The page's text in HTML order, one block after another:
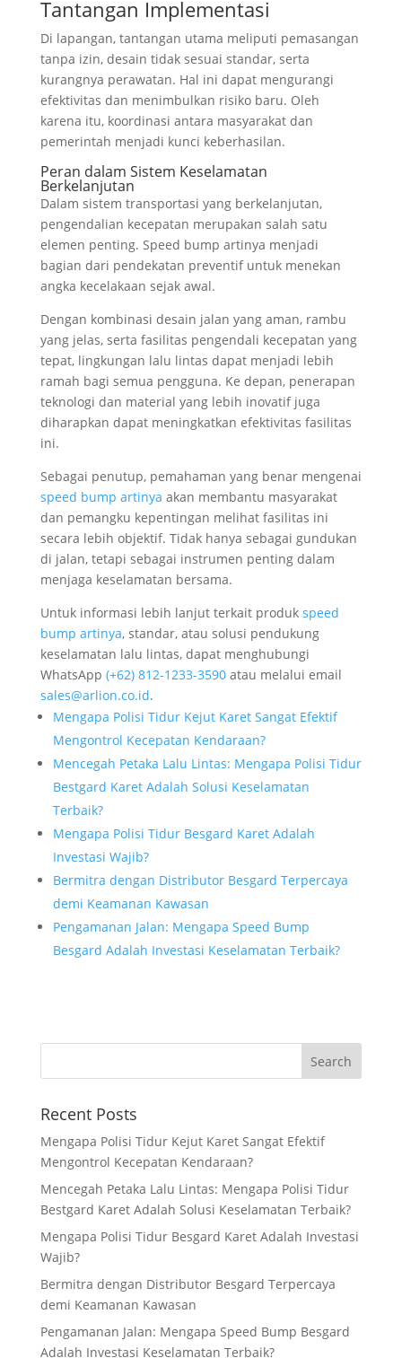
Tantangan Implementasi
Di lapangan, tantangan utama meliputi pemasangan
tanpa izin, desain tidak sesuai standar, serta
kurangnya perawatan. Hal ini dapat mengurangi
efektivitas dan menimbulkan risiko baru. Oleh
karena itu, koordinasi antara masyarakat dan
pemerintah menjadi kunci keberhasilan.
Peran dalam Sistem Keselamatan
Berkelanjutan
Dalam sistem transportasi yang berkelanjutan,
pengendalian kecepatan merupakan salah satu
elemen penting. Speed bump artinya menjadi
bagian dari pendekatan preventif untuk menekan
angka kecelakaan sejak awal.
Dengan kombinasi desain jalan yang aman, rambu
yang jelas, serta fasilitas pengendali kecepatan yang
tepat, lingkungan lalu lintas dapat menjadi lebih
ramah bagi semua pengguna. Ke depan, penerapan
teknologi dan material yang lebih inovatif juga
diharapkan dapat meningkatkan efektivitas fasilitas
ini.
Sebagai penutup, pemahaman yang benar mengenai
speed bump artinya akan membantu masyarakat
dan pemangku kepentingan melihat fasilitas ini
secara lebih objektif. Tidak hanya sebagai gundukan
di jalan, tetapi sebagai instrumen penting dalam
menjaga keselamatan bersama.
Untuk informasi lebih lanjut terkait produk speed
bump artinya, standar, atau solusi pendukung
keselamatan lalu lintas, dapat menghubungi
WhatsApp ‪‪‪‪(+62) 812-1233-3590‬‬‬‬atau melalui email
sales@arlion.co.id.
Mengapa Polisi Tidur Kejut Karet Sangat Efektif
Mengontrol Kecepatan Kendaraan?
Mencegah Petaka Lalu Lintas: Mengapa Polisi Tidur
Bestgard Karet Adalah Solusi Keselamatan
Terbaik?
Mengapa Polisi Tidur Besgard Karet Adalah
Investasi Wajib?
Bermitra dengan Distributor Besgard Terpercaya
demi Keamanan Kawasan
Pengamanan Jalan: Mengapa Speed Bump
Besgard Adalah Investasi Keselamatan Terbaik?
Recent Posts
Mengapa Polisi Tidur Kejut Karet Sangat Efektif
Mengontrol Kecepatan Kendaraan?
Mencegah Petaka Lalu Lintas: Mengapa Polisi Tidur
Bestgard Karet Adalah Solusi Keselamatan Terbaik?
Mengapa Polisi Tidur Besgard Karet Adalah Investasi
Wajib?
Bermitra dengan Distributor Besgard Terpercaya
demi Keamanan Kawasan
Pengamanan Jalan: Mengapa Speed Bump Besgard
Adalah Investasi Keselamatan Terbaik?